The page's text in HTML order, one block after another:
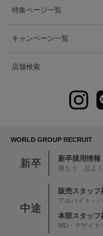
特集ページ一覧
キャンペーン一覧
店舗検索
WORLD GROUP RECRUIT
新卒 新卒採用情報
挑もう 品よ
中途
販売スタッフ
アルバイト・
本部スタッフ
MD・デザイナ